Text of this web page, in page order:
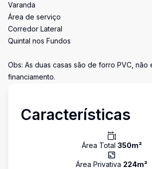
Varanda
Área de serviço
Corredor Lateral
Quintal nos Fundos
Obs: As duas casas são de forro PVC, não
financiamento.
Características
Área Total 350m²
Área Privativa 224m²